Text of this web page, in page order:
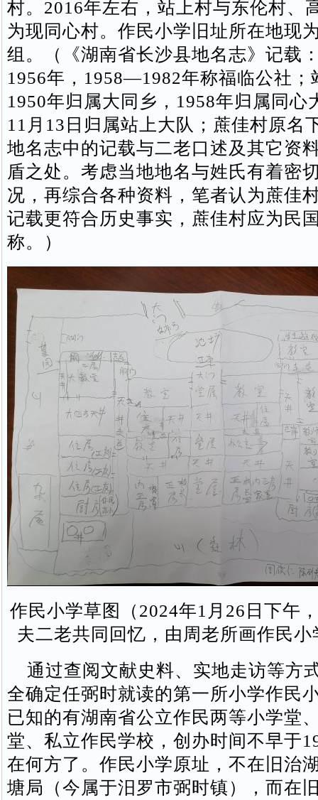
村。2016年左右，站上村与东伦村、
为现同心村。作民小学旧址所在地现
组。（《湖南省长沙县地名志》记载
1956年，1958—1982年称福临公社；
1950年归属大同乡，1958年归属同心
11月13日归属站上大队；蔗佳村原名
地名志中的记载与二老口述及其它资
盾之处。考虑当地地名与姓氏有着密
况，再综合各种资料，笔者认为蔗佳
记载更符合历史事实，蔗佳村应为民
称。）
作民小学草图（2024年1月26日下午
夫二老共同回忆，由周老所画作民
通过查阅文献史料、实地走访等方
全确定任弼时就读的第一所小学作民
已知的有湖南省公立作民两等小学堂
堂、私立作民学校，创办时间不早于
在何方了。作民小学原址，不在旧治
塘局（今属于汨罗市弼时镇），而在